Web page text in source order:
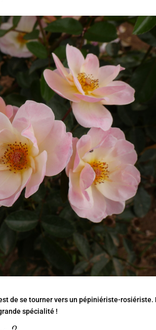
de se tourner vers un pépiniériste-rosiériste.
spécialité !